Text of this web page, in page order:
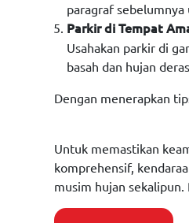
paragraf
Parkir di Tempat
Usahakan parkir di
basah dan hujan
Dengan menerapkan
Untuk memastikan
komprehensif,
musim hujan